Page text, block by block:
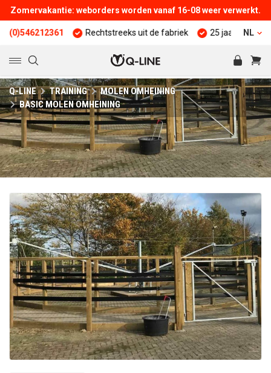
Zomervakantie: weborders worden vanaf 16-08 weer verwerkt.
Rechtstreeks uit de fabriek 25 jaar ervaring NL
Q-LINE TRAINING
MOLEN OMHEINING
BASIC MOLEN OMHEINING